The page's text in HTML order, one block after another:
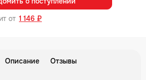
от 1 146 ₽
Описание
Отзывы